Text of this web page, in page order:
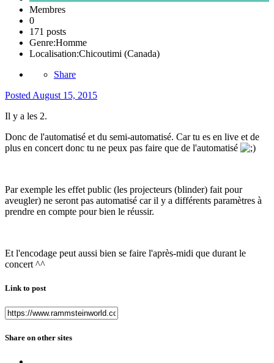
Membres
0
171 posts
Genre:Homme
Localisation:Chicoutimi (Canada)
Share
Posted August 15, 2015
Il y a les 2.
Donc de l'automatisé et du semi-automatisé. Car tu es en live et de
plus en concert donc tu ne peux pas faire que de l'automatisé
Par exemple les effet public (les projecteurs (blinder) fait pour
aveugler) ne seront pas automatisé car il y a différents paramètres à
prendre en compte pour bien le réussir.
Et l'encodage peut aussi bien se faire l'après-midi que durant le
concert ^^
Link to post
Share on other sites